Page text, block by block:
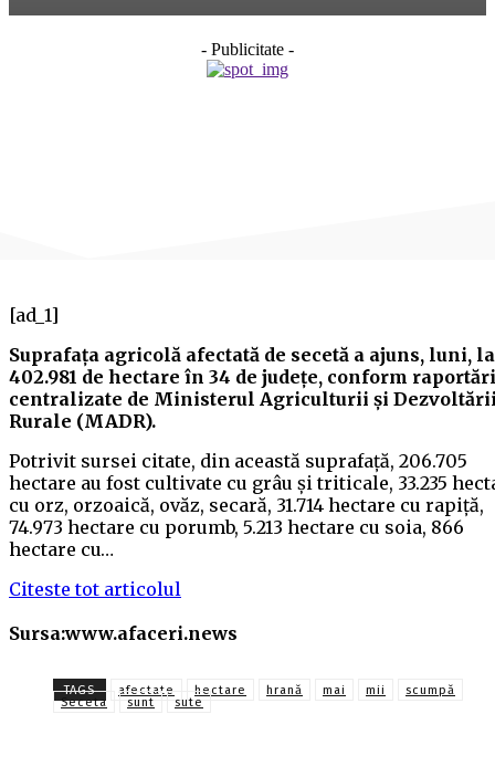
- Publicitate -
[ad_1]
Suprafaţa agricolă afectată de secetă a ajuns, luni, la
402.981 de hectare în 34 de judeţe, conform
centralizate de Ministerul Agriculturii şi
Rurale (MADR).
Potrivit sursei citate, din această suprafaţă, 206.705
hectare au fost cultivate cu grâu şi triticale, 33.235
cu orz, orzoaică, ovăz, secară, 31.714 hectare cu rapiţă,
74.973 hectare cu porumb, 5.213 hectare cu soia, 866
hectare cu…
Citeste tot articolul
Sursa:www.afaceri.news
TAGS afectate hectare hrană mai mii
scumpă
Seceta
sunt sute